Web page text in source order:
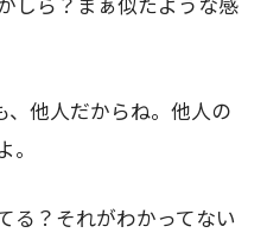
、他人だからね。他人の
る？それがわかってない